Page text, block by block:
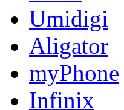
Umidigi
Aligator
myPhone
Infinix